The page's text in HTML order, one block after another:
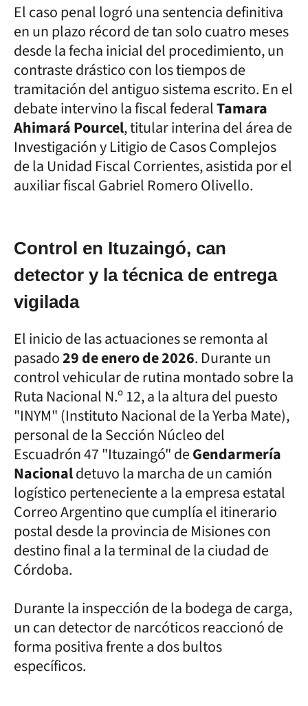
El caso penal logró una sentencia definitiva
en un plazo récord de tan solo cuatro meses
desde la fecha inicial del procedimiento, un
contraste drástico con los tiempos de
tramitación del antiguo sistema escrito. En el
debate intervino la fiscal federalTamara
Ahimará Pourcel, titular interina del área de
Investigación y Litigio de Casos Complejos
de la Unidad Fiscal Corrientes, asistida por el
auxiliar fiscal Gabriel Romero Olivello.
Control en Ituzaingó, can
detector y la técnica de entrega
vigilada
El inicio de las actuaciones se remonta al
pasado29 de enero de 2026. Durante un
control vehicular de rutina montado sobre la
Ruta Nacional N.º 12, a la altura del puesto
"INYM" (Instituto Nacional de la Yerba Mate),
personal de la Sección Núcleo del
Escuadrón 47 "Ituzaingó" deGendarmería
Nacionaldetuvo la marcha de un camión
logístico perteneciente a la empresa estatal
Correo Argentino que cumplía el itinerario
postal desde la provincia de Misiones con
destino final a la terminal de la ciudad de
Córdoba.
Durante la inspección de la bodega de carga,
un can detector de narcóticos reaccionó de
forma positiva frente a dos bultos
específicos.